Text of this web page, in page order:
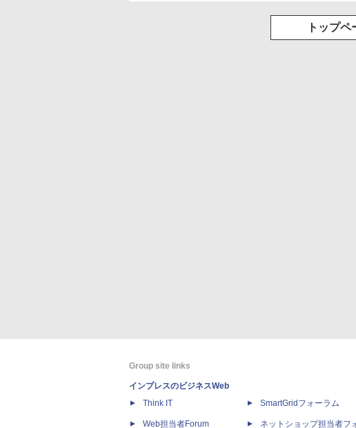
トップ
Group site links
インプレスのビジネスWeb
Think IT
Web担当者Forum
SmartGridフォーラム
ネットショップ担当者フ